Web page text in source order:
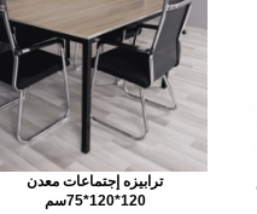
ترابيزه إجتماعات معدن
120*120*75سم